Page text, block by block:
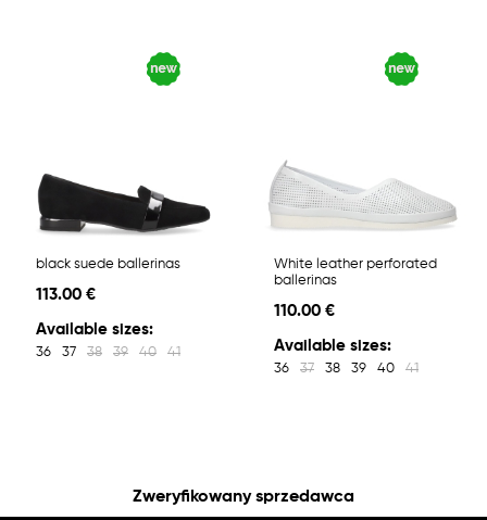
black suede ballerinas
113.00 €
Available sizes:
36 37 38 39 40 41
White leather perforated
ballerinas
110.00 €
Available sizes:
36 37 38 39 40 41
Zweryfikowany sprzedawca